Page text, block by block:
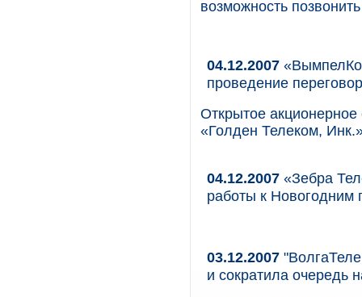
возможность
04.12.2007
проведение
Открытое
«Голден Телеком,
04.12.2007 «Зебра
работы к Новогодним
03.12.2007
и сократила очередь